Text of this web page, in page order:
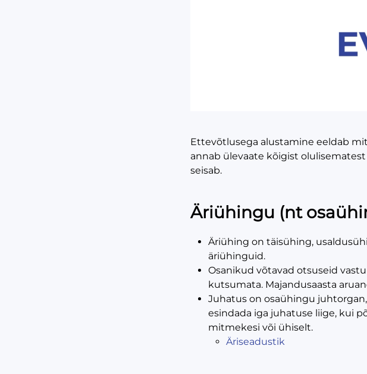
Ettevõtlusega alustamine eeldab
annab ülevaate kõigist
seisab.
Äriühingu (nt
Äriühing on täisühing,
äriühinguid.
Osanikud võtavad otsuseid
kutsumata. Majandusaasta
Juhatus on osaühingu
esindada iga juhatuse liige, kui
mitmekesi või ühiselt.
Äriseadustik